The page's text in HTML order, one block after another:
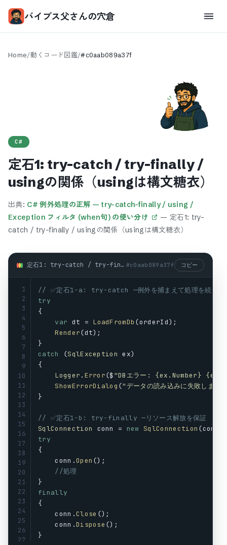
バイブス父さんの穴倉
Home/動くコード図鑑/#c0aab089a37f
C#
定石1: try-catch / try-finally /
usingの関係（usingは構文糖衣）
出典: C# 例外処理の正解 — try-catch-finally / using /
Exception フィルタ (when句) の使い分け
— 定石1: try-
catch / try-finally / usingの関係（usingは構文糖衣）
定石1: try-catch / try-finally / usingの関係（usingは構文糖衣） (csharp) #c0aab089a37f コピー
1
2
3
4
5
6
7
8
9
10
11
12
13
14
15
16
17
18
19
20
21
22
23
24
25
26
27
// ✅定石1-a: try-catch —例外を捕まえて処理を続ける
try
{
var dt = LoadFromDb (orderId);
Render(dt);
}
catch
(SqlException ex)
{
Logger . Error($"DBエラー: {ex.Number}
ShowErrorDialog ("データの読み込みに失敗しまし
}
// ✅定石1-b: try-finally —リソース解放を保証
SqlConnection
conn = new SqlConnection (
try
{
conn .Open ();
//処理
}
finally
{
conn .Close ();
conn .Dispose ();
}